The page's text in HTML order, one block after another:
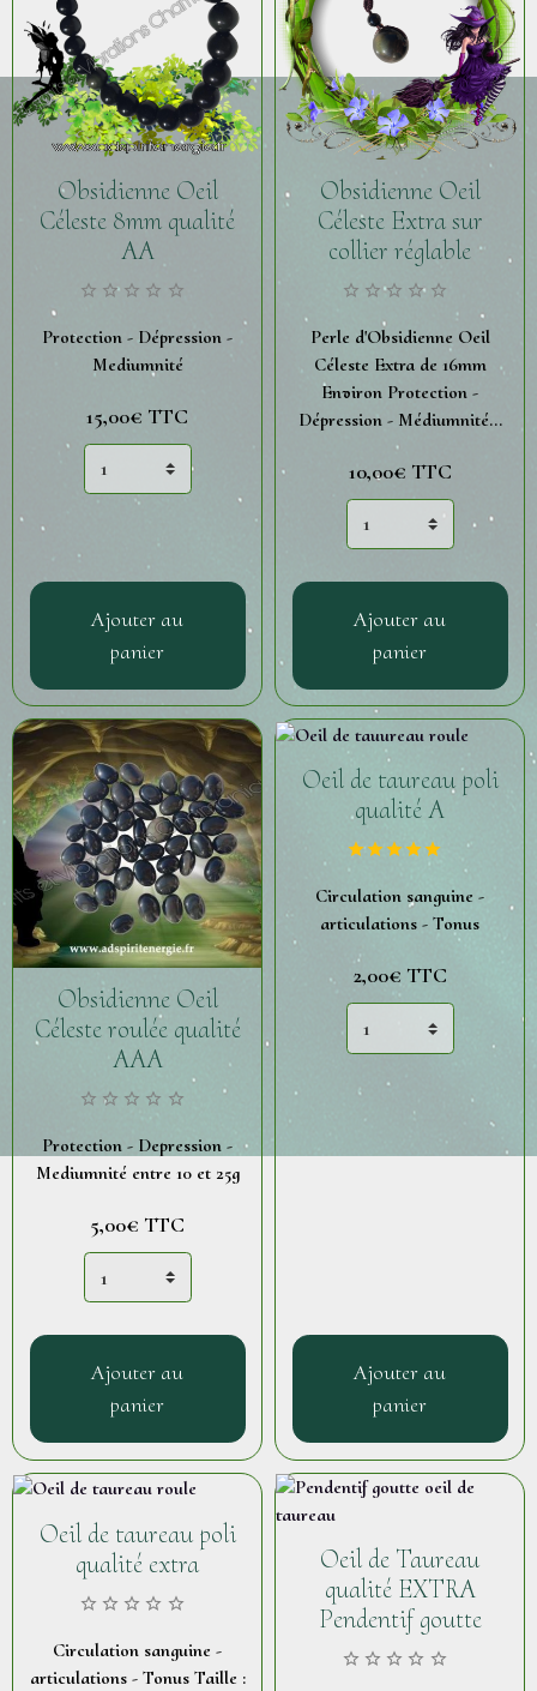
Obsidienne Oeil
Céleste 8mm qualité
AA
Protection - Dépression -
Mediumnité
15,00€ TTC
Ajouter au
panier
Obsidienne Oeil
Céleste Extra sur
collier réglable
Perle d'Obsidienne Oeil
Céleste Extra de 16mm
Environ Protection -
Dépression - Médiumnité...
10,00€ TTC
Ajouter au
panier
Obsidienne Oeil
Céleste roulée qualité
AAA
Protection - Depression -
Mediumnité entre 10 et 25g
5,00€ TTC
Ajouter au
panier
Oeil de taureau poli
qualité A
Circulation sanguine -
articulations - Tonus
2,00€ TTC
Ajouter au
panier
Oeil de taureau poli
qualité extra
Circulation sanguine -
articulations - Tonus Taille :
Oeil de Taureau
qualité EXTRA
Pendentif goutte